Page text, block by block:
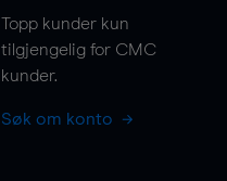
Topp kunder kun
tilgjengelig for CMC
kunder.
Søk om konto